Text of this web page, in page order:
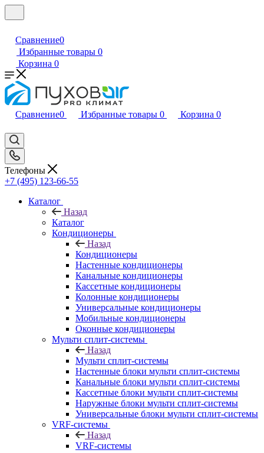
Сравнение0
Избранные товары 0
Корзина 0
Сравнение0 Избранные товары 0 Корзина 0
Телефоны
+7 (495) 123-66-55
Каталог
Назад
Каталог
Кондиционеры
Назад
Кондиционеры
Настенные кондиционеры
Канальные кондиционеры
Кассетные кондиционеры
Колонные кондиционеры
Универсальные кондиционеры
Мобильные кондиционеры
Оконные кондиционеры
Мульти сплит-системы
Назад
Мульти сплит-системы
Настенные блоки мульти сплит-системы
Канальные блоки мульти сплит-системы
Кассетные блоки мульти сплит-системы
Наружные блоки мульти сплит-системы
Универсальные блоки мульти сплит-системы
VRF-системы
Назад
VRF-системы